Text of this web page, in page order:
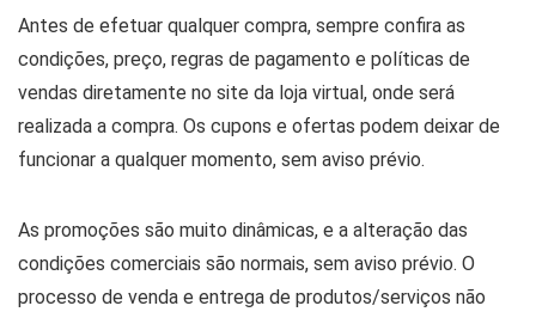
Antes de efetuar qualquer compra, sempre confira as
condições, preço, regras de pagamento e políticas de
vendas diretamente no site da loja virtual, onde será
realizada a compra. Os cupons e ofertas podem deixar de
funcionar a qualquer momento, sem aviso prévio.
As promoções são muito dinâmicas, e a alteração das
condições comerciais são normais, sem aviso prévio. O
processo de venda e entrega de produtos/serviços não